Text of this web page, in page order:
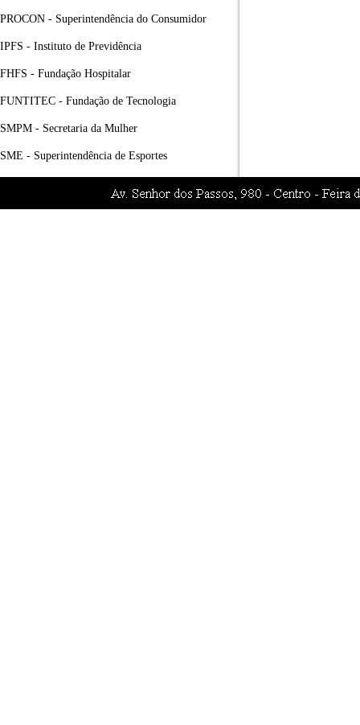
PROCON - Superintendência do Consumidor
IPFS - Instituto de Previdência
FHFS - Fundação Hospitalar
FUNTITEC - Fundação de Tecnologia
SMPM - Secretaria da Mulher
SME - Superintendência de Esportes